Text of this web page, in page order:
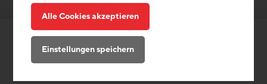
ZAB Zukunftsagentur Bau GmbH
Alle Cookies akzeptieren
Einstellungen speichern